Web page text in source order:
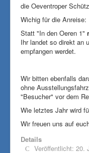
die Oeventroper
Wichig für die Anreise:
Statt "In den Oeren 1"
Ihr landet so direkt an
empfangen werdet.
Wir bitten ebenfalls
ohne
"Besucher" vor dem
Wie letztes Jahr wird
Wir freuen uns auf
Details
Veröffentlicht: 20.